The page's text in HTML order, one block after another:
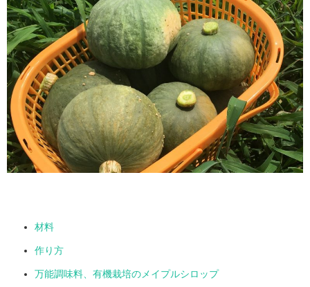
材料
作り方
万能調味料、有機栽培のメイプルシロップ